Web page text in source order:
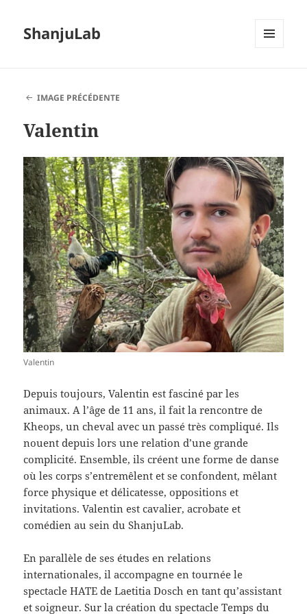
ShanjuLab
IMAGE PRÉCÉDENTE
Valentin
Valentin
Depuis toujours, Valentin est fasciné par les
animaux. A l’âge de 11 ans, il fait la rencontre de
Kheops, un cheval avec un passé très compliqué. Ils
nouent depuis lors une relation d’une grande
complicité. Ensemble, ils créent une forme de danse
où les corps s’entremêlent et se confondent, mêlant
force physique et délicatesse, oppositions et
invitations. Valentin est cavalier, acrobate et
comédien au sein du ShanjuLab.
En parallèle de ses études en relations
internationales, il accompagne en tournée le
spectacle HATE de Laetitia Dosch en tant qu’assistant
et soigneur. Sur la création du spectacle Temps du